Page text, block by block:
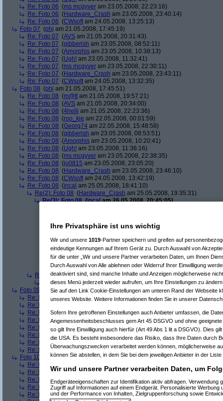
Re: Foto 06 (ms mcgyver am 23.05.2008, 22:23:16)
Re: Foto 06 (Hardware_Crash am 23.05.2008, 23:40:14)
Re: Foto 06 (CWsoft am 24.05.2008, 13:25:13)
Foto 07 (phj am 21.05.2008, 17:45:19)
Re: Foto 07 (AVS am 21.05.2008, 20:31:43)
Re: Foto 07 (gibberish am 23.05.2008, 08:52:11)
Re: Foto 07 (Amorphis am 23.05.2008, 10:38:13)
Re: Foto 07 (Ugh! am 23.05.2008, 11:32:41)
Re: Foto 07 (ms mcgyver am 23.05.2008, 22:30:11)
Re: Foto 07 (Hardware_Crash am 23.05.2008, 23:43:11)
Re: Foto 07 (CWsoft am 24.05.2008, 13:32:35)
Foto 08 (phj am 21.05.2008, 17:45:51)
Re: Foto 08 (m@tt am 21.05.2008, 19:57:21)
Re: Foto 08 (AVS am 21.05.2008, 20:34:00)
Re: Foto 08 (4helli am 21.05.2008, 22:23:36)
Re: Foto 08 (roo_kie am 22.05.2008, 00:01:59)
Re: Foto 08 (Georg74 am 22.05.2008, 15:48:58)
Re: Foto 08 (gibberish am 23.05.2008, 08:53:51)
Re: Foto 08 (Amorphis am 23.05.2008, 10:20:41)
Re: Foto 08 (Ugh! am 23.05.2008, 11:36:16)
Re: Foto 08 (ms mcgyver am 23.05.2008, 22:38:35)
Re: Foto 08 (jo0815 am 23.05.2008, 23:05:20)
Re: Foto 08 (Hardware_Crash am 23.05.2008, 23:46:10)
Re: Foto 08 (CWsoft am 24.05.2008, 13:42:19)
Re: Foto 08 (incal am 25.05.2008, 18:41:10)
Re(2): Foto 08 (Hardware_Crash am 25.05.2008, 19:35:31)
Re(3): Foto 08(incalam 26.05.2008, 20:45:05)
Re(6): Foto 08
Hardware_Crash
Re(7): Foto 08(incalam 26.05.2008, 21:25:52)
Re(8): Foto 08(Hardware_Crasham 26.05.2008,
Re(9): Foto 08
(incal
am 26.05.2008, 21:55:49)
Re(10): Foto 08
am
Re(11): Foto 08(incalam 26.05.2008,
Re(12): Foto 08(Hardware_Crash am
Re(2): Foto 08(Srv-02am 26.05.2008, 09:58:02)
Re(3): Foto 08 (incalam 26.05.2008, 20:46:08)
Foto 09
phjam 21.05.2008, 17:46:17)
Re: Foto 09(AVSam 21.05.2008, 20:38:43)
Re: Foto 09
Re: Foto 09(gibberisham 23.05.2008, 09:03:43)
Re: Foto 09(Amorphisam 23.05.2008, 10:40:33)
Re: Foto 09(Ugh! am 23.05.2008, 11:38:45)
Re: Foto 09 (ms mcgyver am 23.05.2008, 22:45:45)
Re: Foto 09
am 23.05.2008, 23:49:18)
Re: Foto 09(CWsoftam 24.05.2008, 13:46:55)
Foto 10
phjam 21.05.2008, 17:46:40)
Re: Foto 10
AVSam 21.05.2008, 20:46:08)
Re: Foto 10(gibberisham 23.05.2008, 09:05:46)
Re: Foto 10(Amorphisam 23.05.2008, 10:42:24)
Re: Foto 10(Ugh! am 23.05.2008, 11:40:50)
Re: Foto 10(ms mcgyveram 23.05.2008, 22:50:31)
Ihre Privatsphäre ist uns wichtig
Wir und unsere 1019-Partner speichern und greifen auf
eindeutige Kennungen auf Ihrem Gerät zu. Durch Auswahl von
für die unter „Wir und unsere Partner verarbeiten Daten, um Ihnen
Durch Auswahl von Alle ablehnen oder Widerruf Ihrer Einwilligung
deaktiviert sind, sind manche Inhalte und Anzeigen möglicherweise
dieses Menü jederzeit wieder aufrufen, um Ihre Einstellungen zu
Sie auf den Link Cookie-Einstellungen am unteren Rand der Webseite
unseres Website. Weitere Informationen finden Sie in unserer
Sofern Ihre getroffenen Einstellungen auch Anbieter umfassen, die
Angemessenheitsbeschlusses gem Art 45 DSGVO und ohne
so gilt Ihre Einwilligung auch hierfür (Art 49 Abs 1 lit a DSGVO). Dies
die USA. Es besteht insbesondere das Risiko, dass Ihre Daten durch
Überwachungszwecken verarbeitet werden können, möglicherweise
können Sie abstellen, in dem Sie bei dem jeweiligen Anbieter in der
Wir und unsere Partner verarbeiten Daten, um
Endgeräteeigenschaften zur Identifikation aktiv abfragen. Verwendung
Zugriff auf Informationen auf einem Endgerät. Personalisierte Werbung
und der Performance von Inhalten, Zielgruppenforschung sowie